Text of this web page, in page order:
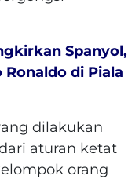
Spanyol,
di Piala
dilakukan
aturan ketat
orang